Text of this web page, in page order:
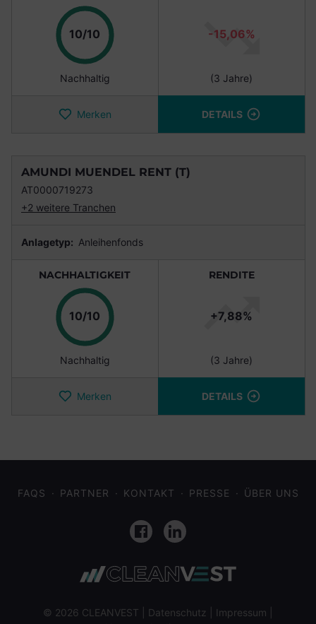
10/10 Punkte
Nachhaltig
-15,06%
(3 Jahre)
Merken DETAILS
AMUNDI MUENDEL RENT (T)
AT0000719273
+2 weitere Tranchen
Anlagetyp: Anleihenfonds
NACHHALTIGKEIT
10/10 Punkte
Nachhaltig
RENDITE
+7,88%
(3 Jahre)
Merken DETAILS
FAQS PARTNER KONTAKT PRESSE ÜBER UNS
FacebookLinkedIn
© 2026 CLEANVEST | Datenschutz Impressum